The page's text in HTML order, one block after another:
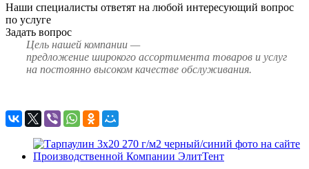
Наши специалисты ответят на любой интересующий вопрос
по услуге
Задать вопрос
Цель нашей компании —
предложение широкого ассортимента товаров и услуг
на постоянно высоком качестве обслуживания.